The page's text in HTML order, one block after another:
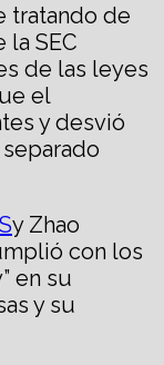
tratando de
SEC
de las leyes
el
y desvió
y Zhao
con los
en su
y su